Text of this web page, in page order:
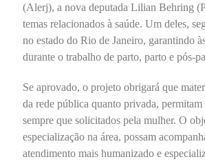
(Alerj), a nova deputada Lilian Behring
temas relacionados à saúde. Um deles,
no estado do Rio de Janeiro, garantindo
durante o trabalho de parto, parto e pós-
Se aprovado, o projeto obrigará que
da rede pública quanto privada,
sempre que solicitados pela mulher. O
especialização na área, possam
atendimento mais humanizado e